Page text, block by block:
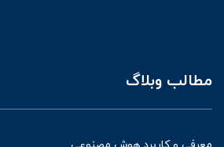
مطالب وبلاگ